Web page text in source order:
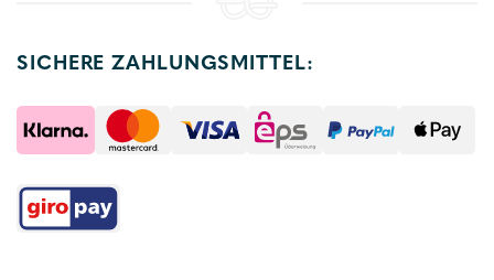
SICHERE ZAHLUNGSMITTEL: